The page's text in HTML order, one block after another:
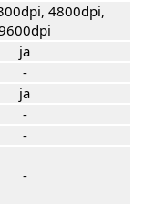
4800dpi,
ja
-
ja
-
-
-